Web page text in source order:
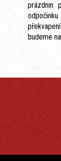
prázdnin
budeme